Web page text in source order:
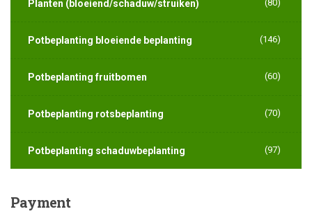
Planten (bloeiend/schaduw/struiken) (80)
Potbeplanting bloeiende beplanting (146)
Potbeplanting fruitbomen (60)
Potbeplanting rotsbeplanting (70)
Potbeplanting schaduwbeplanting (97)
Payment